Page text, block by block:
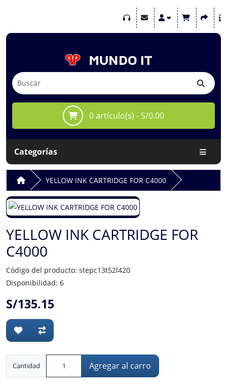
0 artículo(s) - S/0.00
Categorías
YELLOW INK CARTRIDGE FOR C4000
YELLOW INK CARTRIDGE FOR
C4000
Código del producto: stepc13t52l420
Disponibilidad: 6
S/135.15
Cantidad Agregar al carro